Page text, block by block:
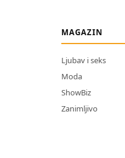
MAGAZIN
Ljubav i seks
Moda
ShowBiz
Zanimljivo